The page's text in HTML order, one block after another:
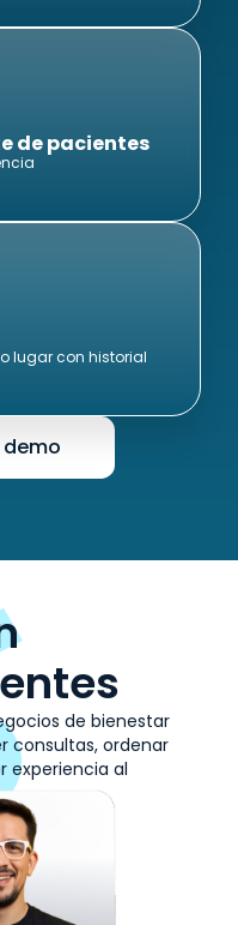
de pacientes
lugar con historial
de bienestar
consultas, ordenar
experiencia al